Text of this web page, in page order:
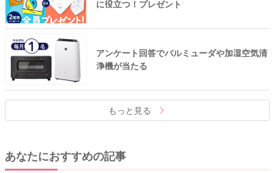
に役立つ！プレゼント
アンケート回答でバルミューダや加湿空気清
浄機が当たる
もっと見る
あなたにおすすめの記事